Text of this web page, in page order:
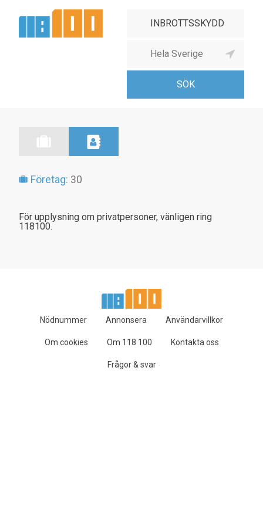
Företag: 30
För upplysning om privatpersoner, vänligen ring
118100.
Nödnummer Annonsera Användarvillkor
Om cookies Om 118 100 Kontakta oss
Frågor & svar